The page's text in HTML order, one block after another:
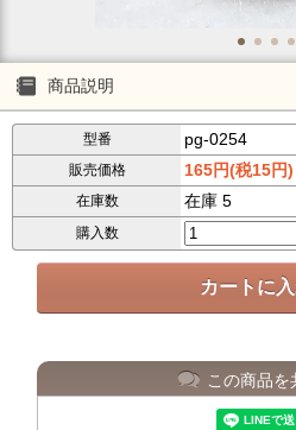
商品説明
型番 pg-0254
販売価格 165円(税15円)
在庫数 在庫 5
購入数
この商品を